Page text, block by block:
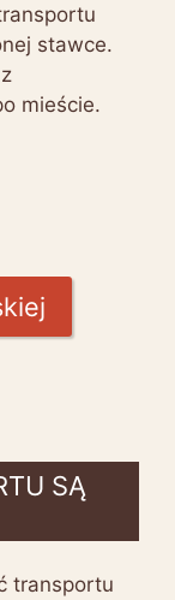
stawce.
mieście.
SĄ
transportu